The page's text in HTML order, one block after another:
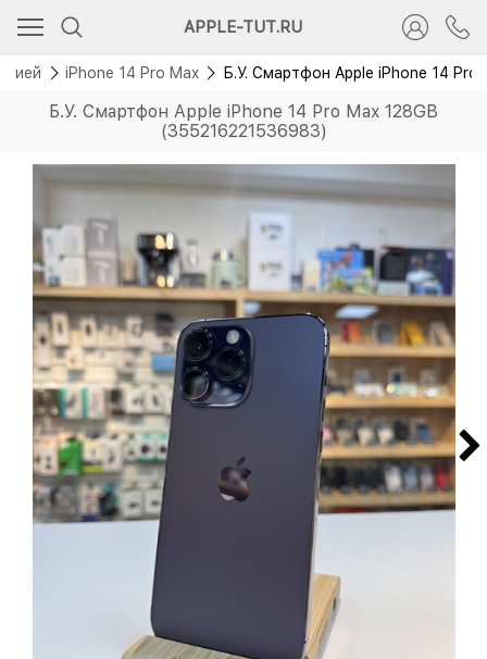
APPLE-TUT.RU
iPhone 14 Pro Max Б.У. Смартфон Apple iPhone 14
Б.У. Смартфон Apple iPhone 14 Pro Max 128GB
(355216221536983)